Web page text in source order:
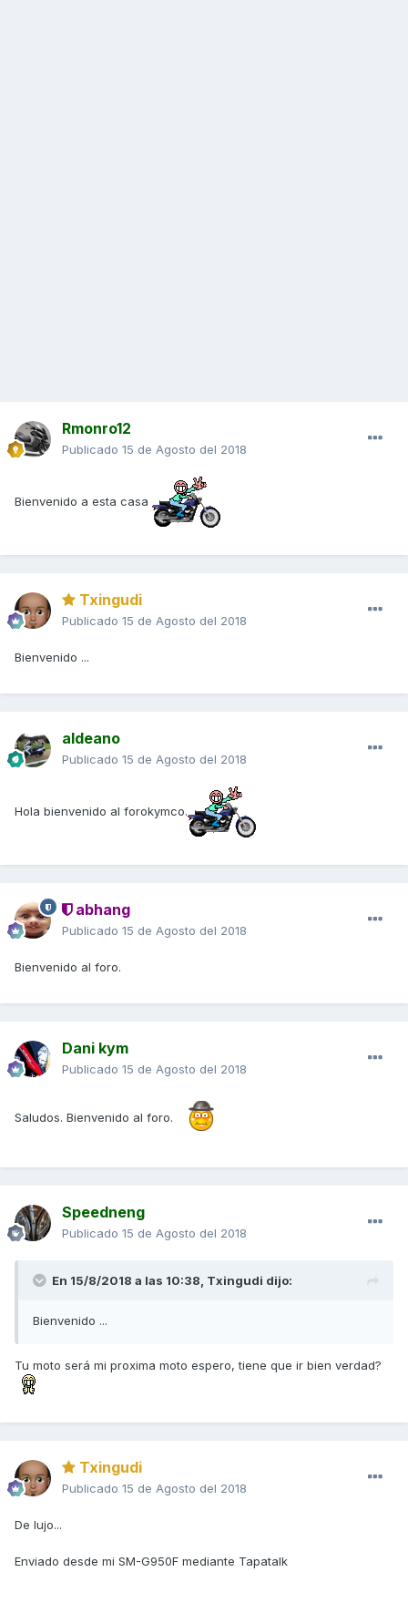
Rmonro12
Publicado 15 de Agosto del 2018
Bienvenido a esta casa
Txingudi
Publicado 15 de Agosto del 2018
Bienvenido ...
aldeano
Publicado 15 de Agosto del 2018
Hola bienvenido al forokymco.
abhang
Publicado 15 de Agosto del 2018
Bienvenido al foro.
Dani kym
Publicado 15 de Agosto del 2018
Saludos. Bienvenido al foro.
Speedneng
Publicado 15 de Agosto del 2018
En 15/8/2018 a las 10:38, Txingudi dijo:
Bienvenido ...
Tu moto será mi proxima moto espero, tiene que ir bien verdad?
Txingudi
Publicado 15 de Agosto del 2018
De lujo...
Enviado desde mi SM-G950F mediante Tapatalk